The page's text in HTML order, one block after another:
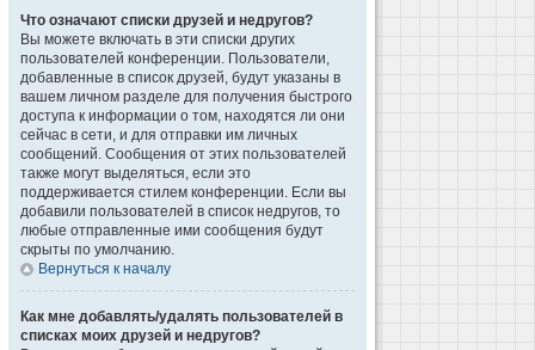
Что означают списки друзей и недругов?
Вы можете включать в эти списки других
пользователей конференции. Пользователи,
добавленные в список друзей, будут указаны в
вашем личном разделе для получения быстрого
доступа к информации о том, находятся ли они
сейчас в сети, и для отправки им личных
сообщений. Сообщения от этих пользователей
также могут выделяться, если это
поддерживается стилем конференции. Если вы
добавили пользователей в список недругов, то
любые отправленные ими сообщения будут
скрыты по умолчанию.
Вернуться к началу
Как мне добавлять/удалять пользователей в
списках моих друзей и недругов?